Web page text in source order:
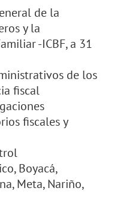
de la
y la
-ICBF, a 31
de los
fiscal
fiscales y
Boyacá,
Meta, Nariño,